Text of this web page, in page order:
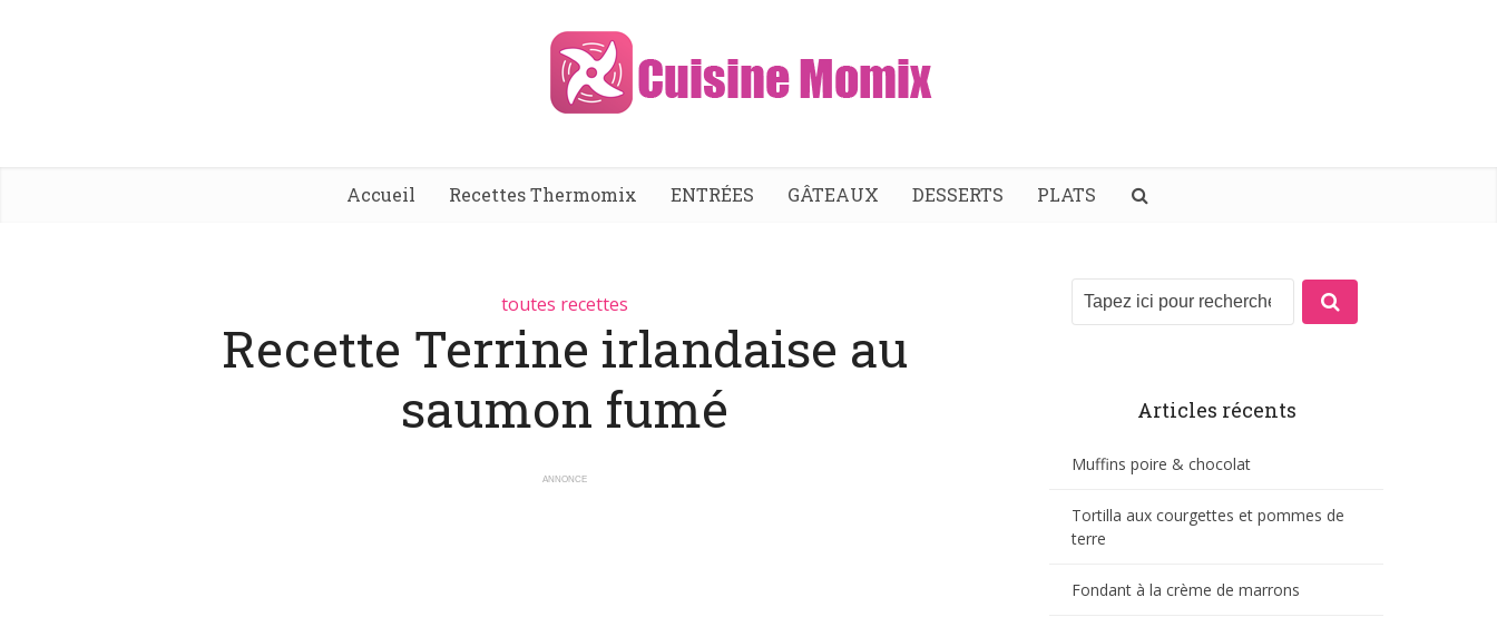
Accueil Recettes Thermomix ENTRÉES GÂTEAUX DESSERTS PLATS
toutes recettes
Recette Terrine irlandaise au
saumon fumé
ANNONCE
Articles récents
Muffins poire & chocolat
Tortilla aux courgettes et pommes de
terre
Fondant à la crème de marrons